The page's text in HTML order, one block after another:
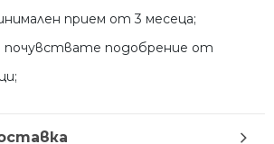
прием от 3 месеца;
почувствате подобрение от